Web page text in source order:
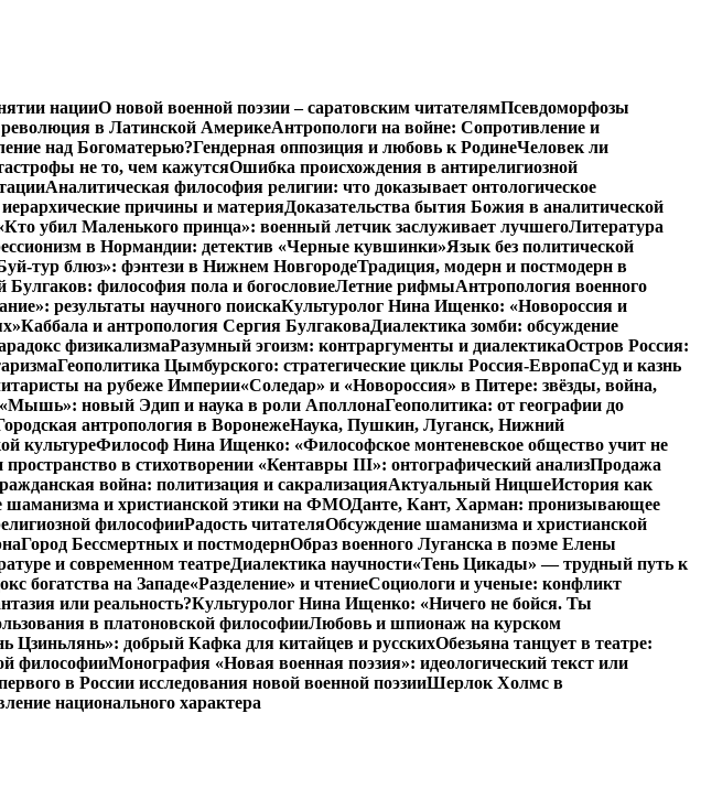
нацииО новой военной поэзии – саратовским читателямПсевдоморфозы
в Латинской АмерикеАнтропологи на войне: Сопротивление и
над Богоматерью?Гендерная оппозиция и любовь к РодинеЧеловек ли
не то, чем кажутсяОшибка происхождения в антирелигиозной
Аналитическая философия религии: что доказывает онтологическое
причины и материяДоказательства бытия Божия в аналитической
убил Маленького принца»: военный летчик заслуживает лучшегоЛитература
в Нормандии: детектив «Черные кувшинки»Язык без политической
тур блюз»: фэнтези в Нижнем НовгородеТрадиция, модерн и постмодерн в
Булгаков: философия пола и богословиеЛетние рифмыАнтропология военного
результаты научного поискаКультуролог Нина Ищенко: «Новороссия и
Каббала и антропология Сергия БулгаковаДиалектика зомби: обсуждение
физикализмаРазумный эгоизм: контраргументы и диалектикаОстров Россия:
Геополитика Цымбурского: стратегические циклы Россия-ЕвропаСуд и казнь
на рубеже Империи«Соледар» и «Новороссия» в Питере: звёзды, война,
новый Эдип и наука в роли АполлонаГеополитика: от географии до
антропология в ВоронежеНаука, Пушкин, Луганск, Нижний
культуреФилософ Нина Ищенко: «Философское монтеневское общество учит не
в стихотворении «Кентавры III»: онтографический анализПродажа
война: политизация и сакрализацияАктуальный НицшеИстория как
шаманизма и христианской этики на ФМОДанте, Кант, Харман: пронизывающее
философииРадость читателяОбсуждение шаманизма и христианской
Город Бессмертных и постмодернОбраз военного Луганска в поэме Елены
и современном театреДиалектика научности«Тень Цикады» — трудный путь к
богатства на Западе«Разделение» и чтениеСоциологи и ученые: конфликт
или реальность?Культуролог Нина Ищенко: «Ничего не бойся. Ты
в платоновской философииЛюбовь и шпионаж на курском
Цзиньлянь»: добрый Кафка для китайцев и русскихОбезьяна танцует в театре:
философииМонография «Новая военная поэзия»: идеологический текст или
в России исследования новой военной поэзииШерлок Холмс в
национального характера